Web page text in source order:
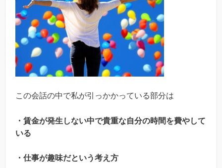
この会話の中で私が引っかかっている部分は
・賃金が発生しない中で貴重な自分の時間を費やして
いる
・仕事が趣味だという考え方